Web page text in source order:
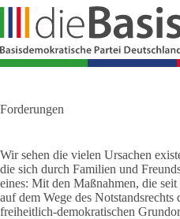
Zum
springen
Forderungen
Wir sehen die vielen Ursachen
die sich durch Familien und
eines: Mit den Maßnahmen, die
auf dem Wege des Notstandsrechts
freiheitlich-demokratischen